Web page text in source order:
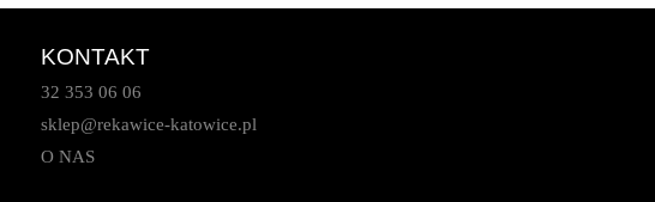
KONTAKT
32 353 06 06
sklep@rekawice-katowice.pl
O NAS